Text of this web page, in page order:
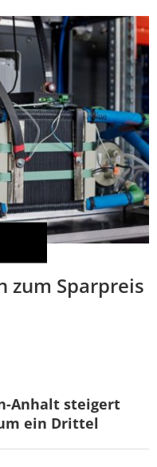
zum Sparpreis
Anhalt steigert
ein Drittel